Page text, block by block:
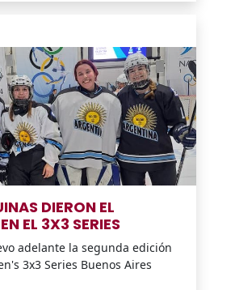
DIERON EL
EL 3X3 SERIES
adelante la segunda edición
3x3 Series Buenos Aires